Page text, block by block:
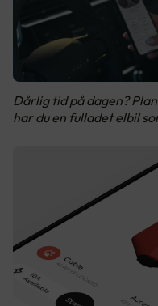
Dårlig tid på dagen?
har du en fulladet elbil